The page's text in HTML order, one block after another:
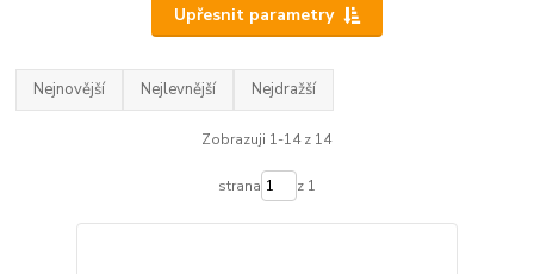
Upřesnit parametry
Nejnovější Nejlevnější Nejdražší
Zobrazuji 1-14 z 14
strana z 1